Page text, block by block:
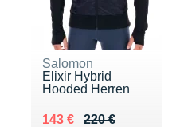
Salomon
Elixir Hybrid
Hooded Herren
220 €
Au lieu de 220 €
143 €
Vendu 143 €